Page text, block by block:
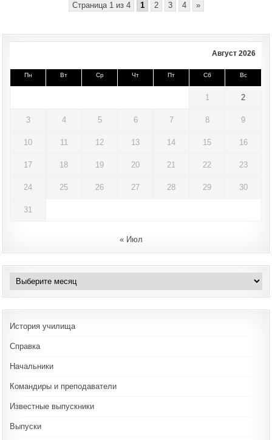
Страница 1 из 4 1 2 3 4 »
Август 2026
Пн Вт Ср Чт Пт Сб Вс
1 2
3 4 5 6 7 8 9
10 11 12 13 14 15 16
17 18 19 20 21 22 23
24 25 26 27 28 29 30
31
« Июл
Архивы
История училища
Справка
Начальники
Командиры и преподаватели
Известные выпускники
Выпуски